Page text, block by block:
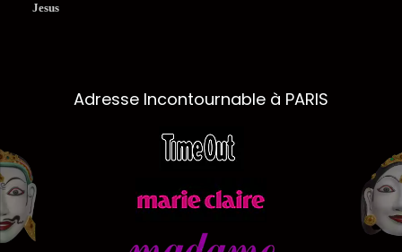
Jesus
Adresse Incontournable à PARIS